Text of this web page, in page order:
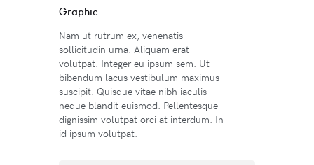
Graphic
Nam ut rutrum ex, venenatis
sollicitudin urna. Aliquam erat
volutpat. Integer eu ipsum sem. Ut
bibendum lacus vestibulum maximus
suscipit. Quisque vitae nibh iaculis
neque blandit euismod. Pellentesque
dignissim volutpat orci at interdum. In
id ipsum volutpat.